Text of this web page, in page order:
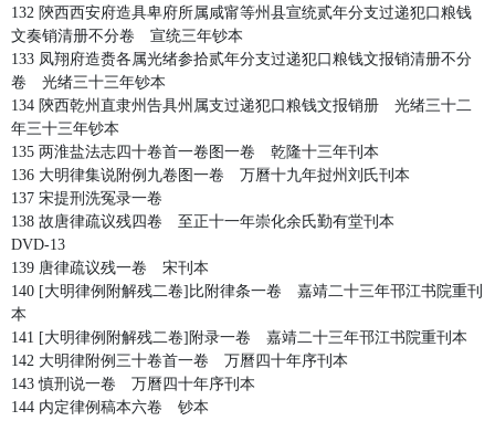
132 陝西西安府造具卑府所属咸甯等州县宣统贰年分支过递犯口粮钱
文奏销清册不分卷 宣统三年钞本
133 凤翔府造赉各属光绪参拾贰年分支过递犯口粮钱文报销清册不分
卷 光绪三十三年钞本
134 陝西乾州直隶州告具州属支过递犯口粮钱文报销册 光绪三十二
年三十三年钞本
135 两淮盐法志四十卷首一卷图一卷 乾隆十三年刊本
136 大明律集说附例九卷图一卷 万曆十九年挝州刘氏刊本
137 宋提刑洗冤录一卷
138 故唐律疏议残四卷 至正十一年崇化余氏勤有堂刊本
DVD-13
139 唐律疏议残一卷 宋刊本
140 [大明律例附解残二卷]比附律条一卷 嘉靖二十三年邗江书院重刊
本
141 [大明律例附解残二卷]附录一卷 嘉靖二十三年邗江书院重刊本
142 大明律附例三十卷首一卷 万曆四十年序刊本
143 慎刑说一卷 万曆四十年序刊本
144 内定律例稿本六卷 钞本